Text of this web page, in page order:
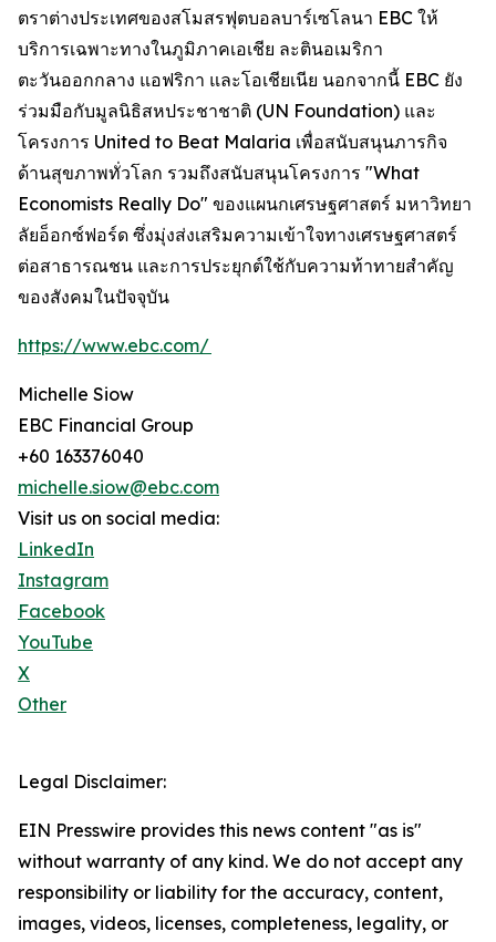
ตราต่างประเทศของสโมสรฟุตบอลบาร์เซโลนา EBC ให้
บริการเฉพาะทางในภูมิภาคเอเชีย ละตินอเมริกา
ตะวันออกกลาง แอฟริกา และโอเชียเนีย นอกจากนี้ EBC ยัง
ร่วมมือกับมูลนิธิสหประชาชาติ (UN Foundation) และ
โครงการ United to Beat Malaria เพื่อสนับสนุนภารกิจ
ด้านสุขภาพทั่วโลก รวมถึงสนับสนุนโครงการ "What
Economists Really Do" ของแผนกเศรษฐศาสตร์ มหาวิทยา
ลัยอ็อกซ์ฟอร์ด ซึ่งมุ่งส่งเสริมความเข้าใจทางเศรษฐศาสตร์
ต่อสาธารณชน และการประยุกต์ใช้กับความท้าทายสำคัญ
ของสังคมในปัจจุบัน
https://www.ebc.com/
Michelle Siow
EBC Financial Group
+60 163376040
michelle.siow@ebc.com
Visit us on social media:
LinkedIn
Instagram
Facebook
YouTube
X
Other
Legal Disclaimer:
EIN Presswire provides this news content "as is"
without warranty of any kind. We do not accept any
responsibility or liability for the accuracy, content,
images, videos, licenses, completeness, legality, or